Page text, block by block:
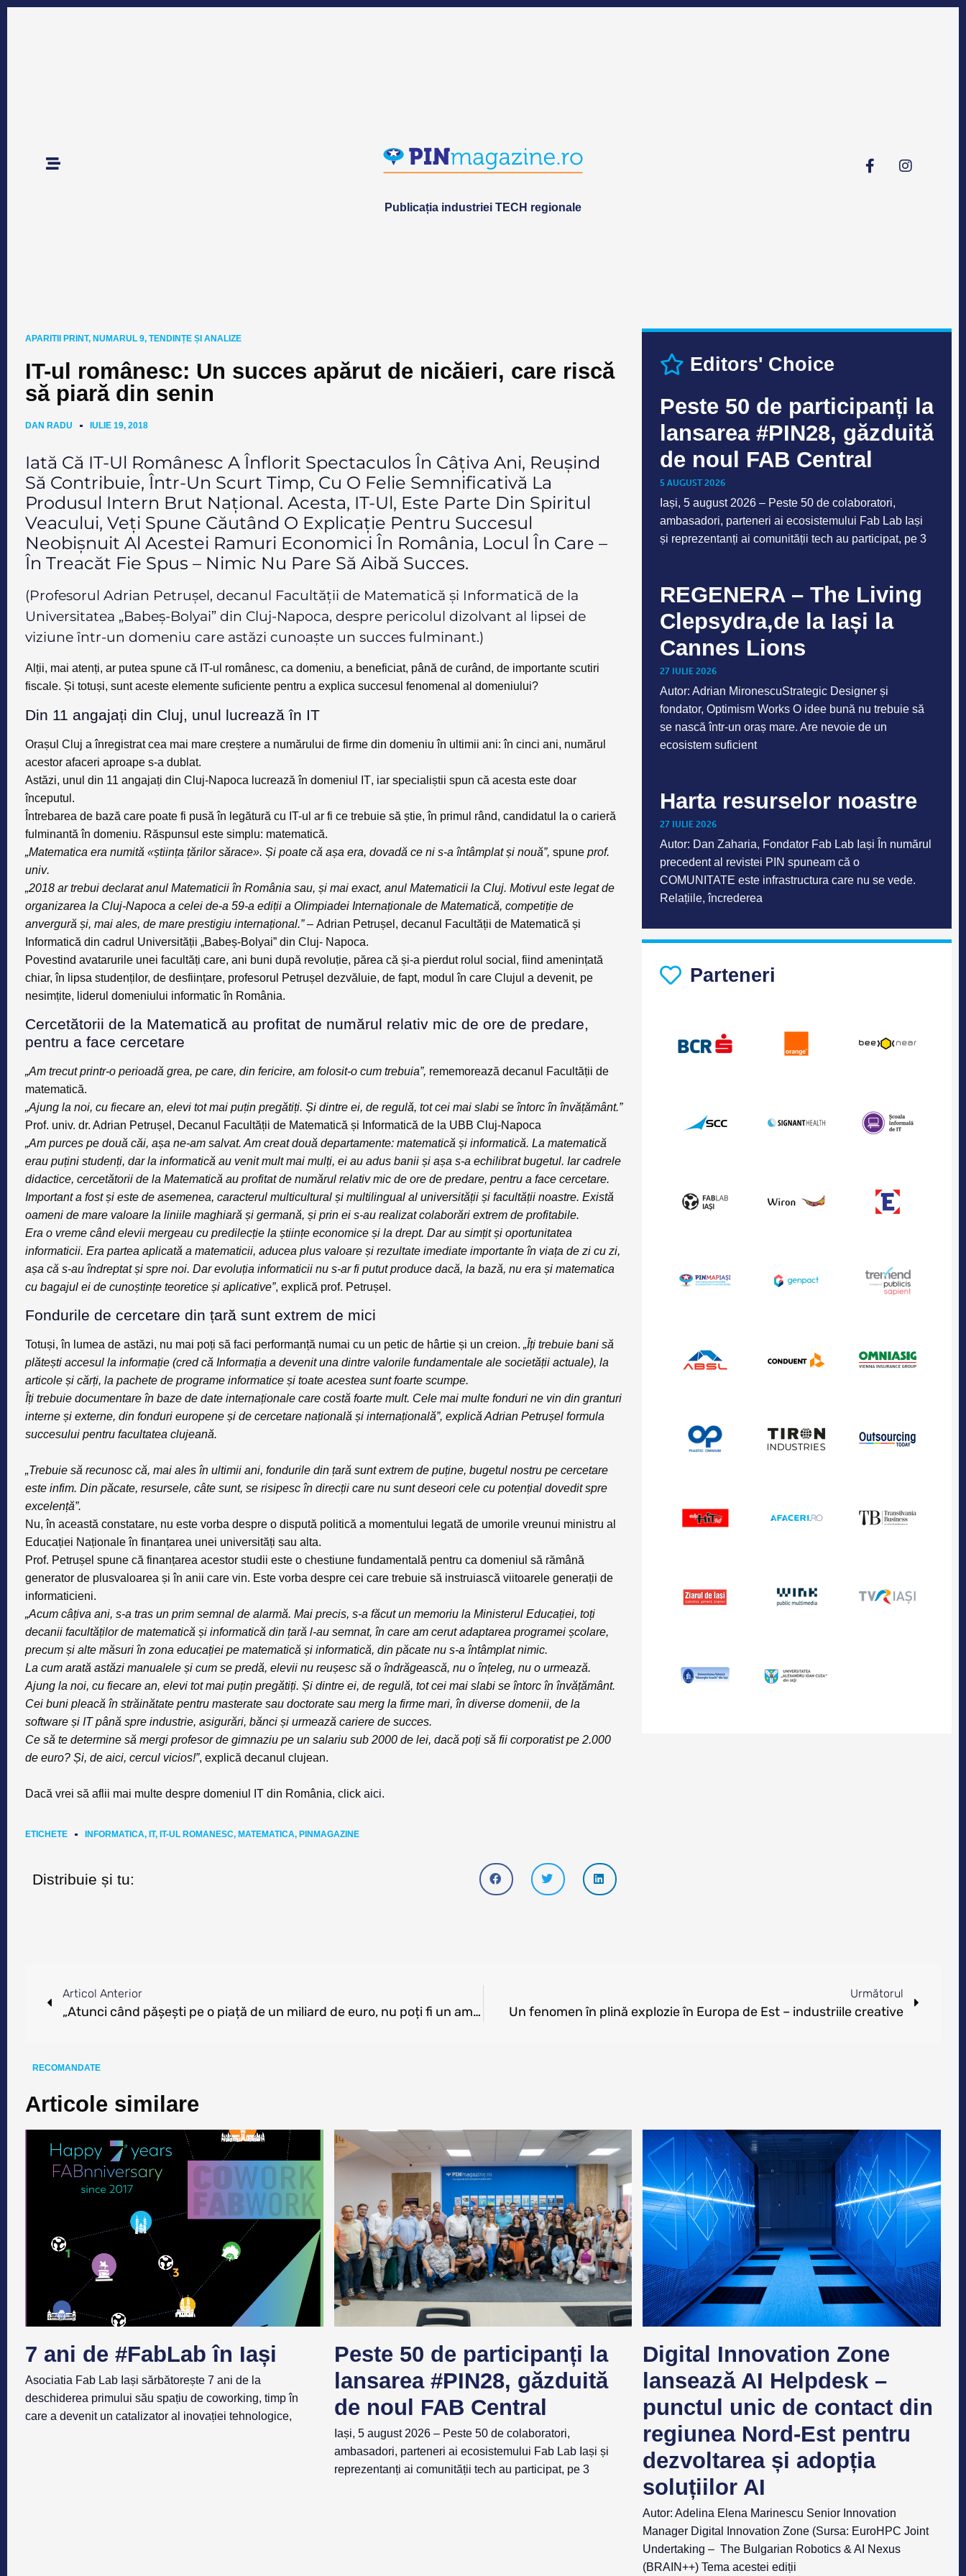
Publicația industriei TECH regionale
APARITII PRINT, NUMARUL 9, TENDINȚE ȘI ANALIZE
IT-ul românesc: Un succes apărut de nicăieri, care riscă
să piară din senin
DAN RADU IULIE 19, 2018
Iată Că IT-Ul Românesc A Înflorit Spectaculos În Câțiva Ani, Reușind
Să Contribuie, Într-Un Scurt Timp, Cu O Felie Semnificativă La
Produsul Intern Brut Național. Acesta, IT-Ul, Este Parte Din Spiritul
Veacului, Veți Spune Căutând O Explicație Pentru Succesul
Neobișnuit Al Acestei Ramuri Economici În România, Locul În Care –
În Treacăt Fie Spus – Nimic Nu Pare Să Aibă Succes.
(Profesorul Adrian Petrușel, decanul Facultății de Matematică și Informatică de la
Universitatea „Babeș-Bolyai” din Cluj-Napoca, despre pericolul dizolvant al lipsei de
viziune într-un domeniu care astăzi cunoaște un succes fulminant.)
Alții, mai atenți, ar putea spune că IT-ul românesc, ca domeniu, a beneficiat, până de curând, de importante scutiri
fiscale. Și totuși, sunt aceste elemente suficiente pentru a explica succesul fenomenal al domeniului?
Din 11 angajați din Cluj, unul lucrează în IT
Orașul Cluj a înregistrat cea mai mare creștere a numărului de firme din domeniu în ultimii ani: în cinci ani, numărul
acestor afaceri aproape s-a dublat.
Astăzi, unul din 11 angajați din Cluj-Napoca lucrează în domeniul IT, iar specialiștii spun că acesta este doar
începutul.
Întrebarea de bază care poate fi pusă în legătură cu IT-ul ar fi ce trebuie să știe, în primul rând, candidatul la o carieră
fulminantă în domeniu. Răspunsul este simplu: matematică.
„Matematica era numită «știința țărilor sărace». Și poate că așa era, dovadă ce ni s-a întâmplat și nouă”, spune prof.
univ.
„2018 ar trebui declarat anul Matematicii în România sau, și mai exact, anul Matematicii la Cluj. Motivul este legat de
organizarea la Cluj-Napoca a celei de-a 59-a ediții a Olimpiadei Internaționale de Matematică, competiție de
anvergură și, mai ales, de mare prestigiu internațional.” – Adrian Petrușel , decanul Facultății de Matematică și
Informatică din cadrul Universității „Babeș-Bolyai” din Cluj- Napoca.
Povestind avatarurile unei facultăți care, ani buni după revoluție, părea că și-a pierdut rolul social, fiind amenințată
chiar, în lipsa studenților, de desființare, profesorul Petrușel dezvăluie, de fapt, modul în care Clujul a devenit, pe
nesimțite, liderul domeniului informatic în România.
Cercetătorii de la Matematică au profitat de numărul relativ mic de ore de predare,
pentru a face cercetare
„Am trecut printr-o perioadă grea, pe care, din fericire, am folosit-o cum trebuia”, rememorează decanul Facultății de
matematică.
„Ajung la noi, cu fiecare an, elevi tot mai puțin pregătiți. Și dintre ei, de regulă, tot cei mai slabi se întorc în învățământ.”
Prof. univ. dr. Adrian Petrușel, Decanul Facultății de Matematică și Informatică de la UBB Cluj-Napoca
„Am purces pe două căi, așa ne-am salvat. Am creat două departamente: matematică și informatică. La matematică
erau puțini studenți, dar la informatică au venit mult mai mulți, ei au adus banii și așa s-a echilibrat bugetul. Iar cadrele
didactice, cercetătorii de la Matematică au profitat de numărul relativ mic de ore de predare, pentru a face cercetare.
Important a fost și este de asemenea, caracterul multicultural și multilingual al universității și facultății noastre. Există
oameni de mare valoare la liniile maghiară și germană, și prin ei s-au realizat colaborări extrem de profitabile.
Era o vreme când elevii mergeau cu predilecție la științe economice și la drept. Dar au simțit și oportunitatea
informaticii. Era partea aplicată a matematicii, aducea plus valoare și rezultate imediate importante în viața de zi cu zi,
așa că s-au îndreptat și spre noi. Dar evoluția informaticii nu s-ar fi putut produce dacă, la bază, nu era și matematica
cu bagajul ei de cunoștințe teoretice și aplicative”, explică prof. Petrușel.
Fondurile de cercetare din țară sunt extrem de mici
Totuși, în lumea de astăzi, nu mai poți să faci performanță numai cu un petic de hârtie și un creion. „Îți trebuie bani să
plătești accesul la informație (cred că Informația a devenit una dintre valorile fundamentale ale societății actuale), la
articole și cărți, la pachete de programe informatice și toate acestea sunt foarte scumpe.
Îți trebuie documentare în baze de date internaționale care costă foarte mult. Cele mai multe fonduri ne vin din granturi
interne și externe, din fonduri europene și de cercetare națională și internațională”, explică Adrian Petrușel formula
succesului pentru facultatea clujeană.
„Trebuie să recunosc că, mai ales în ultimii ani, fondurile din țară sunt extrem de puține, bugetul nostru pe cercetare
este infim. Din păcate, resursele, câte sunt, se risipesc în direcții care nu sunt deseori cele cu potențial dovedit spre
excelență”.
Nu, în această constatare, nu este vorba despre o dispută politică a momentului legată de umorile vreunui ministru al
Educației Naționale în finanțarea unei universități sau alta.
Prof. Petrușel spune că finanțarea acestor studii este o chestiune fundamentală pentru ca domeniul să rămână
generator de plusvaloarea și în anii care vin. Este vorba despre cei care trebuie să instruiască viitoarele generații de
informaticieni.
„Acum câțiva ani, s-a tras un prim semnal de alarmă. Mai precis, s-a făcut un memoriu la Ministerul Educației, toți
decanii facultăților de matematică și informatică din țară l-au semnat, în care am cerut adaptarea programei școlare,
precum și alte măsuri în zona educației pe matematică și informatică, din păcate nu s-a întâmplat nimic.
La cum arată astăzi manualele și cum se predă, elevii nu reușesc să o îndrăgească, nu o înțeleg, nu o urmează.
Ajung la noi, cu fiecare an, elevi tot mai puțin pregătiți. Și dintre ei, de regulă, tot cei mai slabi se întorc în învățământ.
Cei buni pleacă în străinătate pentru masterate sau doctorate sau merg la firme mari, în diverse domenii, de la
software și IT până spre industrie, asigurări, bănci și urmează cariere de succes.
Ce să te determine să mergi profesor de gimnaziu pe un salariu sub 2000 de lei, dacă poți să fii corporatist pe 2.000
de euro? Și, de aici, cercul vicios!”, explică decanul clujean.
Dacă vrei să aflii mai multe despre domeniul IT din România, click aici.
ETICHETE INFORMATICA, IT, IT-UL ROMANESC, MATEMATICA, PINMAGAZINE
Distribuie și tu:
Editors' Choice
Peste 50 de participanți la
lansarea #PIN28, găzduită
de noul FAB Central
5 AUGUST 2026
Iași, 5 august 2026 – Peste 50 de colaboratori,
ambasadori, parteneri ai ecosistemului Fab Lab Iași
și reprezentanți ai comunității tech au participat, pe 3
REGENERA – The Living
Clepsydra,de la Iași la
Cannes Lions
27 IULIE 2026
Autor: Adrian MironescuStrategic Designer și
fondator, Optimism Works O idee bună nu trebuie să
se nască într-un oraș mare. Are nevoie de un
ecosistem suficient
Harta resurselor noastre
27 IULIE 2026
Autor: Dan Zaharia, Fondator Fab Lab Iași În numărul
precedent al revistei PIN spuneam că o
COMUNITATE este infrastructura care nu se vede.
Relațiile, încrederea
Parteneri
Articol Anterior
„Atunci când pășești pe o piață de un miliard de euro, nu poți fi un amator”- Călin Fusu (Neogen)
Următorul
Un fenomen în plină explozie în Europa de Est – industriile creative
RECOMANDATE
Articole similare
7 ani de #FabLab în Iași
Asociatia Fab Lab Iași sărbătorește 7 ani de la
deschiderea primului său spațiu de coworking, timp în
care a devenit un catalizator al inovației tehnologice,
Peste 50 de participanți la
lansarea #PIN28, găzduită
de noul FAB Central
Iași, 5 august 2026 – Peste 50 de colaboratori,
ambasadori, parteneri ai ecosistemului Fab Lab Iași și
reprezentanți ai comunității tech au participat, pe 3
Digital Innovation Zone
lansează AI Helpdesk –
punctul unic de contact din
regiunea Nord-Est pentru
dezvoltarea și adopția
soluțiilor AI
Autor: Adelina Elena Marinescu Senior Innovation
Manager Digital Innovation Zone (Sursa: EuroHPC Joint
Undertaking – The Bulgarian Robotics & AI Nexus
(BRAIN++) Tema acestei ediții